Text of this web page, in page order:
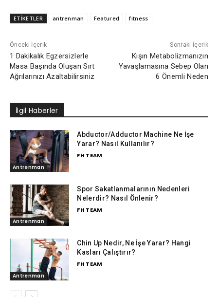
ETİKETLER antrenman Featured fitness
Önceki İçerik
1 Dakikalık Egzersizlerle
Masa Başında Oluşan Sırt
Ağrılarınızı Azaltabilirsiniz
Sonraki İçerik
Kışın Metabolizmanızın
Yavaşlamasına Sebep Olan
6 Önemli Neden
İlgil Haberler
Antrenman
Abductor/Adductor Machine Ne İşe
Yarar? Nasıl Kullanılır?
FH TEAM
Antrenman
Spor Sakatlanmalarının Nedenleri
Nelerdir? Nasıl Önlenir?
FH TEAM
Antrenman
Chin Up Nedir, Ne İşe Yarar? Hangi
Kasları Çalıştırır?
FH TEAM